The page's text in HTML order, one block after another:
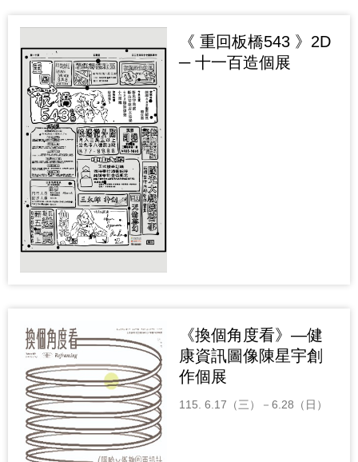
《 重回板橋543 》2D
─ 十一百造個展
《換個角度看》—健
康資訊圖像陳星宇創
作個展
115. 6.17（三）－6.28（日）